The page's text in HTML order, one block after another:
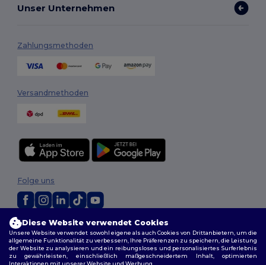
Unser Unternehmen
Zahlungsmethoden
Versandmethoden
2026. Alle Rechte vorbehalten
Allgemeine Geschäftsbedingungen |Personalisierungsrichtlinien|
Datenschutzbestimmungen| Cookie-Richtlinie|Site Map
Folge uns
Diese Website verwendet Cookies
Unsere Website verwendet sowohl eigene als auch Cookies von Drittanbietern, um die
allgemeine Funktionalität zu verbessern, Ihre Präferenzen zu speichern, die Leistung
der Website zu analysieren und ein reibungsloses und personalisiertes Surferlebnis
zu gewährleisten, einschließlich maßgeschneidertem Inhalt, optimierten
Interaktionen mit unserer Website und Werbung.